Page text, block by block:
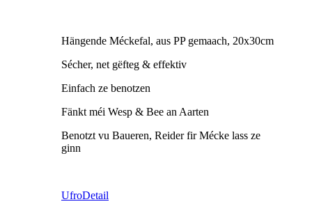
Hängende Méckefal, aus PP gemaach, 20x30cm
Sécher, net gëfteg & effektiv
Einfach ze benotzen
Fänkt méi Wesp & Bee an Aarten
Benotzt vu Baueren, Reider fir Mécke lass ze
ginn
UfroDetail